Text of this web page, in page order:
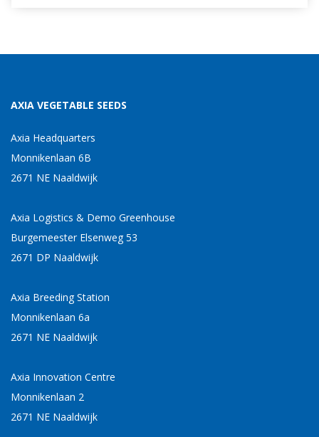
AXIA VEGETABLE SEEDS
Axia Headquarters
Monnikenlaan 6B
2671 NE Naaldwijk
Axia Logistics & Demo Greenhouse
Burgemeester Elsenweg 53
2671 DP Naaldwijk
Axia Breeding Station
Monnikenlaan 6a
2671 NE Naaldwijk
Axia Innovation Centre
Monnikenlaan 2
2671 NE Naaldwijk